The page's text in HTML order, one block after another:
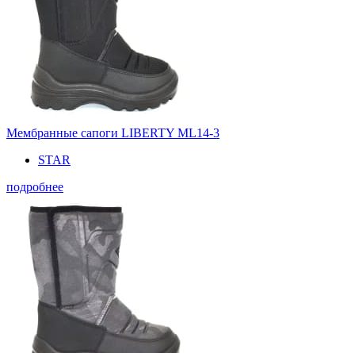
Мембранные сапоги LIBERTY ML14-3
STAR
подробнее